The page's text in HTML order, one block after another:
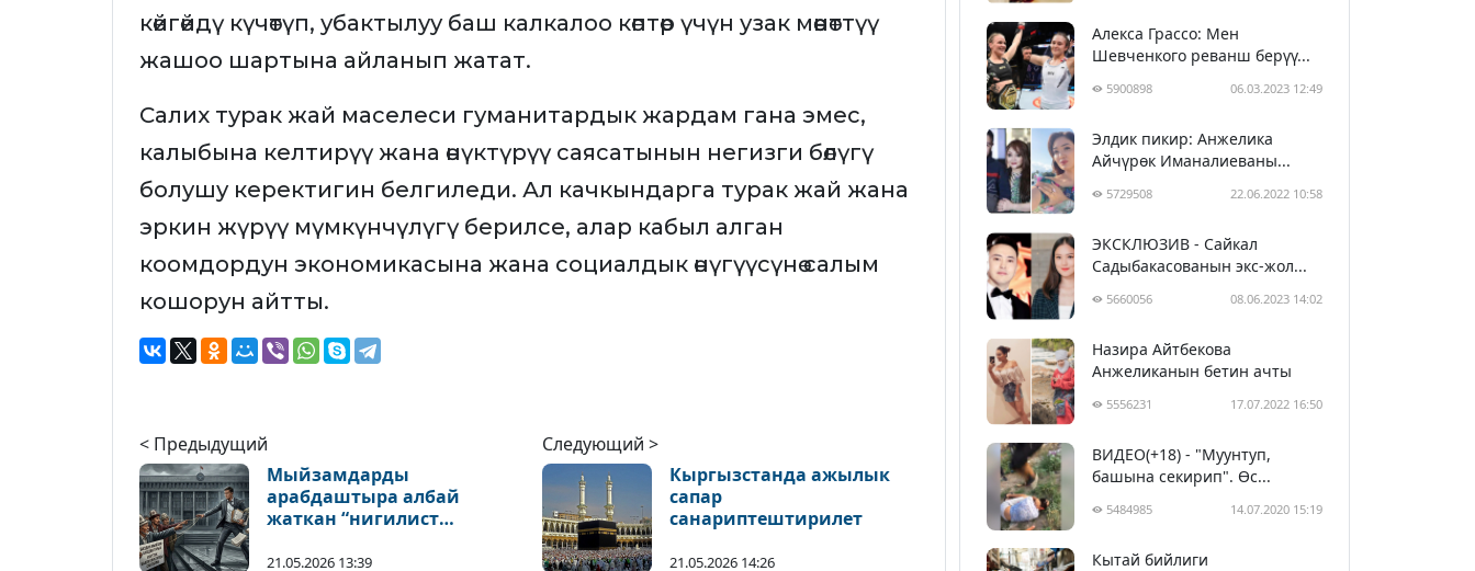
көйгөйдү күчөтүп, убактылуу баш калкалоо көптөр үчүн узак мөөнөттүү
жашоо шартына айланып жатат.
Салих турак жай маселеси гуманитардык жардам гана эмес,
калыбына келтирүү жана өнүктүрүү саясатынын негизги бөлүгү
болушу керектигин белгиледи. Ал качкындарга турак жай жана
эркин жүрүү мүмкүнчүлүгү берилсе, алар кабыл алган
коомдордун экономикасына жана социалдык өнүгүүсүнө салым
кошорун айтты.
< Предыдущий
Мыйзамдарды
арабдаштыра албай
жаткан “нигилист
кыргызбы?
21.05.2026 13:39
Следующий >
Кыргызстанда ажылык
сапар
санариптештирилет
21.05.2026 14:26
Алекса Грассо: Мен
Шевченкого реванш берүү...
5900898 06.03.2023 12:49
Элдик пикир: Анжелика
Айчүрөк Иманалиеваны...
5729508 22.06.2022 10:58
ЭКСКЛЮЗИВ - Сайкал
Садыбакасованын экс-жол...
5660056 08.06.2023 14:02
Назира Айтбекова
Анжеликанын бетин ачты
5556231 17.07.2022 16:50
ВИДЕО(+18) - "Муунтуп,
башына секирип". Өс...
5484985 14.07.2020 15:19
Кытай бийлиги